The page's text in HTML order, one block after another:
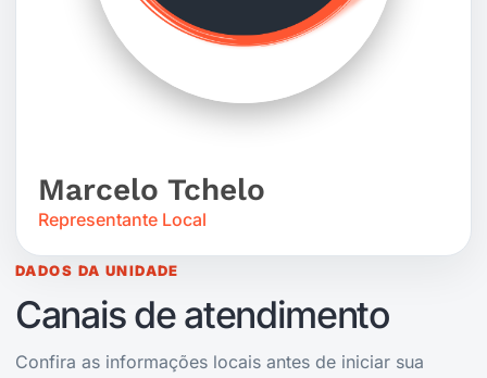
Marcelo Tchelo
Representante Local
DADOS DA UNIDADE
Canais de atendimento
Confira as informações locais antes de iniciar sua